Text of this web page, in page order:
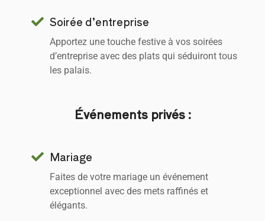
Soirée d’entreprise
Apportez une touche festive à vos soirées
d’entreprise avec des plats qui séduiront tous
les palais.
Événements privés :
Mariage
Faites de votre mariage un événement
exceptionnel avec des mets raffinés et
élégants.